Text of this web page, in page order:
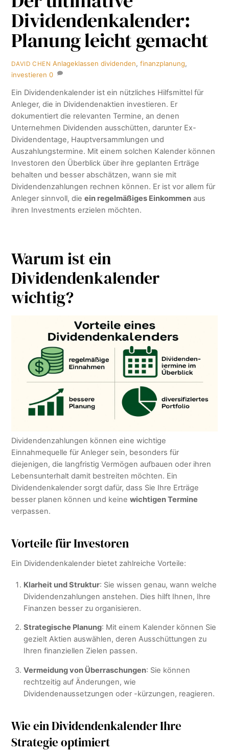
Dividendenkalender:
Planung leicht gemacht
DAVID CHEN Anlageklassen dividenden,finanzplanung,
investieren 0
Ein Dividendenkalender ist ein nützliches Hilfsmittel für
Anleger, die in Dividendenaktien investieren. Er
dokumentiert die relevanten Termine, an denen
Unternehmen Dividenden ausschütten, darunter Ex-
Dividendentage, Hauptversammlungen und
Auszahlungstermine. Mit einem solchen Kalender können
Investoren den Überblick über ihre geplanten Erträge
behalten und besser abschätzen, wann sie mit
Dividendenzahlungen rechnen können. Er ist vor allem für
Anleger sinnvoll, dieein regelmäßiges Einkommen aus
ihren Investments erzielen möchten.
Warum ist ein
Dividendenkalender
wichtig?
Dividendenzahlungen können eine wichtige
Einnahmequelle für Anleger sein, besonders für
diejenigen, die langfristig Vermögen aufbauen oder ihren
Lebensunterhalt damit bestreiten möchten. Ein
Dividendenkalender sorgt dafür, dass Sie Ihre Erträge
besser planen können und keinewichtigen Termine
verpassen.
Vorteile für Investoren
Ein Dividendenkalender bietet zahlreiche Vorteile:
Klarheit und Struktur: Sie wissen genau, wann welche
Dividendenzahlungen anstehen. Dies hilft Ihnen, Ihre
Finanzen besser zu organisieren.
Strategische Planung: Mit einem Kalender können Sie
gezielt Aktien auswählen, deren Ausschüttungen zu
Ihren finanziellen Zielen passen.
Vermeidung von Überraschungen: Sie können
rechtzeitig auf Änderungen, wie
Dividendenaussetzungen oder -kürzungen, reagieren.
Wie ein Dividendenkalender Ihre
Strategie optimiert